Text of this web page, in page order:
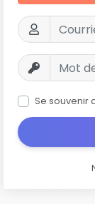
Se souvenir